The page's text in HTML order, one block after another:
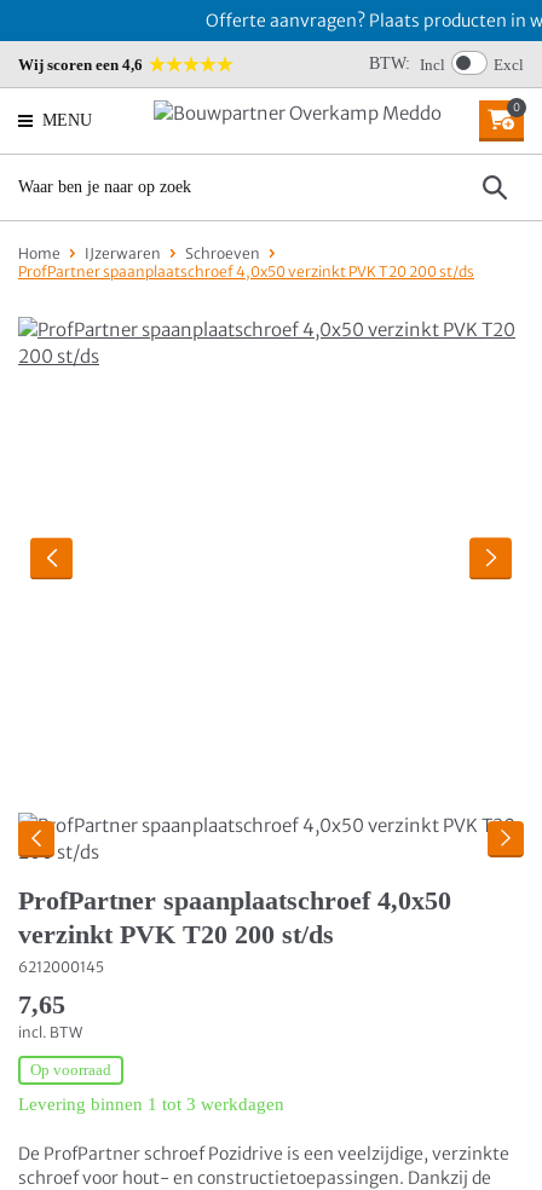
Offerte aanvragen? Plaats producten in
Wij scoren een 4,6 BTW: Incl Excl
MENU
0
Home IJzerwaren
Schroeven
ProfPartner spaanplaatschroef 4,0x50 verzinkt PVK T20 200 st/ds
ProfPartner spaanplaatschroef 4,0x50
verzinkt PVK T20 200 st/ds
6212000145
7,65
incl. BTW
Op voorraad
Levering binnen 1 tot 3 werkdagen
De ProfPartner schroef Pozidrive is een veelzijdige, verzinkte
schroef voor hout- en constructietoepassingen. Dankzij de